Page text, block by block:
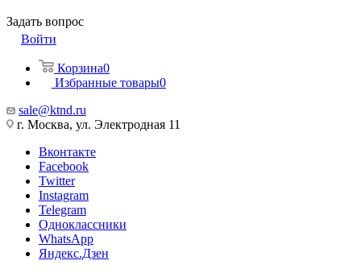
Задать вопрос
Войти
Корзина0
Избранные товары0
sale@ktnd.ru
г. Москва, ул. Электродная 11
Вконтакте
Facebook
Twitter
Instagram
Telegram
Одноклассники
WhatsApp
Яндекс.Дзен